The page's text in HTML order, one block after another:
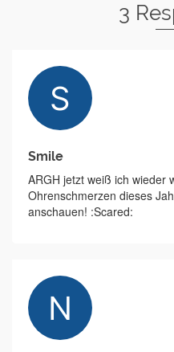
3
Smile
ARGH jetzt weiß ich wieder
Ohrenschmerzen dieses
anschauen! :Scared: